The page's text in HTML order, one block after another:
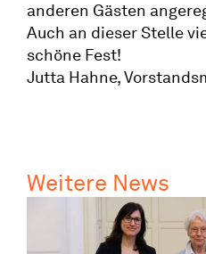
anderen Gästen
Auch an dieser Stelle
schöne Fest!
Jutta Hahne,
Weitere News